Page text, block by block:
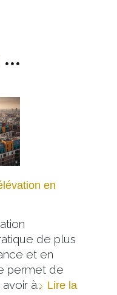
en
de plus
et en
permet de
à… Lire la